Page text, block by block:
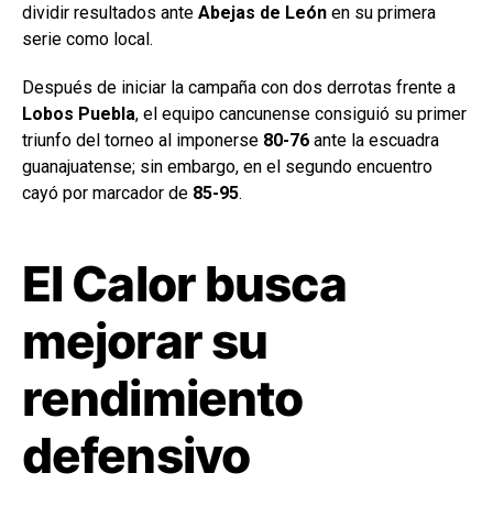
dividir resultados ante Abejas de León en su primera
serie como local.
Después de iniciar la campaña con dos derrotas frente a
Lobos Puebla, el equipo cancunense consiguió su primer
triunfo del torneo al imponerse 80-76 ante la escuadra
guanajuatense; sin embargo, en el segundo encuentro
cayó por marcador de 85-95.
El Calor busca
mejorar su
rendimiento
defensivo